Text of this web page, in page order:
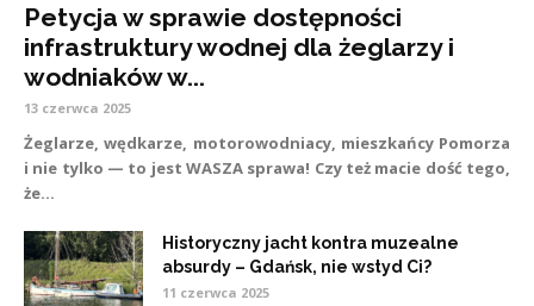
Petycja w sprawie dostępności
infrastruktury wodnej dla żeglarzy i
wodniaków w...
13 czerwca 2025
Żeglarze, wędkarze, motorowodniacy, mieszkańcy Pomorza
i nie tylko — to jest WASZA sprawa! Czy też macie dość tego,
że...
Historyczny jacht kontra muzealne
absurdy – Gdańsk, nie wstyd Ci?
11 czerwca 2025